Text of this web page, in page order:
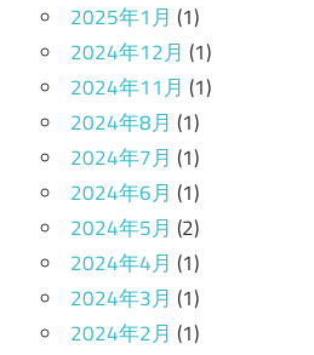
2025年1月 (1)
2024年12月 (1)
2024年11月 (1)
2024年8月 (1)
2024年7月 (1)
2024年6月 (1)
2024年5月 (2)
2024年4月 (1)
2024年3月 (1)
2024年2月 (1)